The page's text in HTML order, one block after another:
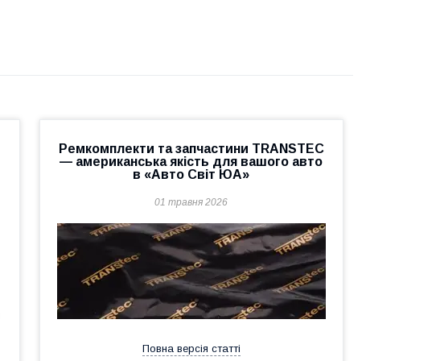
Ремкомплекти та запчастини TRANSTEC
— американська якість для вашого авто
в «Авто Світ ЮА»
01 травня 2026
Повна версія статті